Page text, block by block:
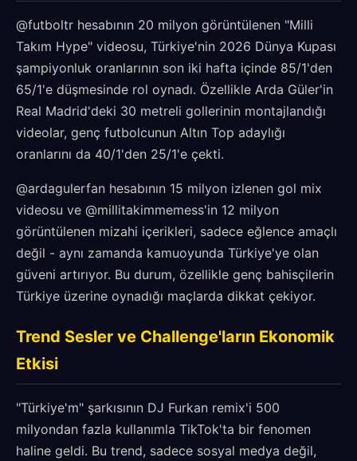
@futboltr hesabının 20 milyon görüntülenen "Milli
Takım Hype" videosu, Türkiye'nin 2026 Dünya Kupası
şampiyonluk oranlarının son iki hafta içinde 85/1'den
65/1'e düşmesinde rol oynadı. Özellikle Arda Güler'in
Real Madrid'deki 30 metreli gollerinin montajlandığı
videolar, genç futbolcunun Altın Top adaylığı
oranlarını da 40/1'den 25/1'e çekti.
@ardagulerfan hesabının 15 milyon izlenen gol mix
videosu ve @millitakimmemess'in 12 milyon
görüntülenen mizahi içerikleri, sadece eğlence amaçlı
değil - aynı zamanda kamuoyunda Türkiye'ye olan
güveni artırıyor. Bu durum, özellikle genç bahisçilerin
Türkiye üzerine oynadığı maçlarda dikkat çekiyor.
Trend Sesler ve Challenge'ların Ekonomik
Etkisi
"Türkiye'm" şarkısının DJ Furkan remix'i 500
milyondan fazla kullanımla TikTok'ta bir fenomen
haline geldi. Bu trend, sadece sosyal medya değil,